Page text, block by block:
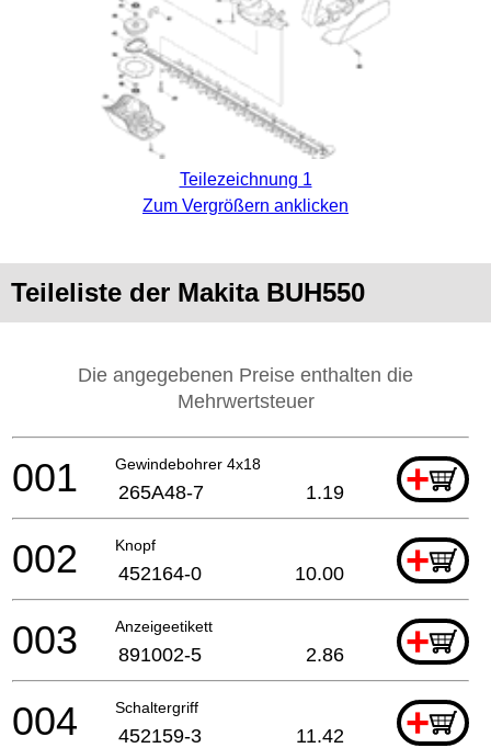
Teilezeichnung 1
Zum Vergrößern anklicken
Teileliste der Makita BUH550
Die angegebenen Preise enthalten die
Mehrwertsteuer
Gewindebohrer 4x18 +
001 265A48-7 1.19
Knopf +
002 452164-0 10.00
Anzeigeetikett +
003 891002-5 2.86
Schaltergriff +
004 452159-3 11.42